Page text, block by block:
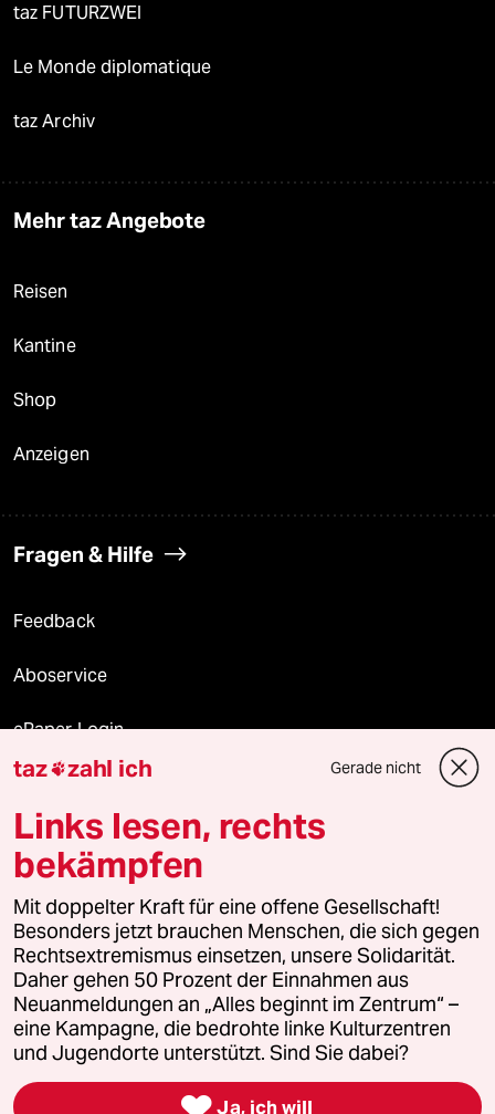
taz FUTURZWEI
Le Monde diplomatique
taz Archiv
Mehr taz Angebote
Reisen
Kantine
Shop
Anzeigen
Fragen & Hilfe
Feedback
Aboservice
ePaper Login
Downloads für Abonnierende
© 2026 taz Verlags und Vertriebs GmbH
Alle Rechte vorbehalten. Bei rechtlichen Fragen oder für Genehmigungen
wenden Sie sich bitte an
lizenzen@taz.de
Feedback Redaktionsstatut Kommune-Richtlinien
Leitlinie Informant Datenschutz Impressum AGB
Seitenwende Einwilligungen widerrufen (Ads)
taz zahl ich Gerade nicht
Links lesen, rechts
bekämpfen
Mit doppelter Kraft für eine offene Gesellschaft!
Besonders jetzt brauchen Menschen, die sich gegen
Rechtsextremismus einsetzen, unsere Solidarität.
Daher gehen 50 Prozent der Einnahmen aus
Neuanmeldungen an „Alles beginnt im Zentrum“ –
eine Kampagne, die bedrohte linke Kulturzentren
und Jugendorte unterstützt. Sind Sie dabei?
 Ja, ich will